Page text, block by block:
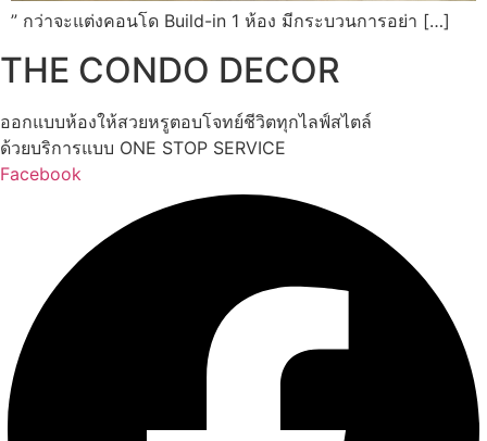
” กว่าจะแต่งคอนโด Build-in 1 ห้อง มีกระบวนการอย่า […]
THE CONDO DECOR
ออกแบบห้องให้สวยหรูตอบโจทย์ชีวิตทุกไลฟ์สไตล์
ด้วยบริการแบบ ONE STOP SERVICE
Facebook